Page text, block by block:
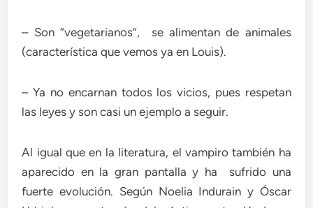
– Son “vegetarianos”, se alimentan de animales
(característica que vemos ya en Louis).
– Ya no encarnan todos los vicios, pues respetan
las leyes y son casi un ejemplo a seguir.
Al igual que en la literatura, el vampiro también ha
aparecido en la gran pantalla y ha sufrido una
fuerte evolución. Según Noelia Indurain y Óscar